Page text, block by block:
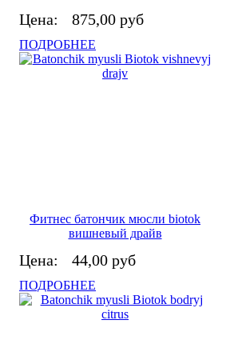
Цена: 875,00 руб
ПОДРОБНЕЕ
Фитнес батончик мюсли biotok
вишневый драйв
Цена: 44,00 руб
ПОДРОБНЕЕ